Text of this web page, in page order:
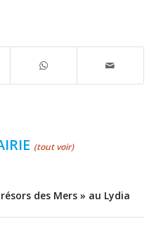
(tout voir)
des Mers » au Lydia